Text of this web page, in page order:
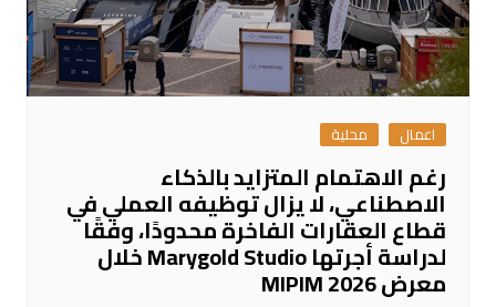
اعمال محلية
رغم الاهتمام المتزايد بالذكاء
الاصطناعي، لا يزال توظيفه العملي في
قطاع العقارات الفاخرة محدودًا، وفقًا
لدراسة أجرتها Marygold Studio خلال
معرض MIPIM 2026